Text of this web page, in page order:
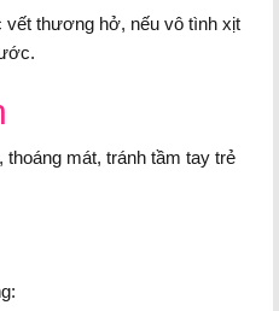
vết thương hở, nếu vô tình xịt
mát, tránh tầm tay trẻ